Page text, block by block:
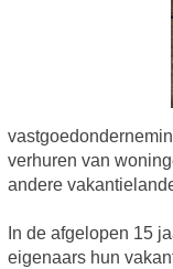
verhuren van
andere
In de afgelopen 15
eigenaars hun